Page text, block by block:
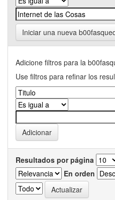
Iniciar una nueva
Adicione filtros para la
Use filtros para refinar los
Resultados por página
En orden